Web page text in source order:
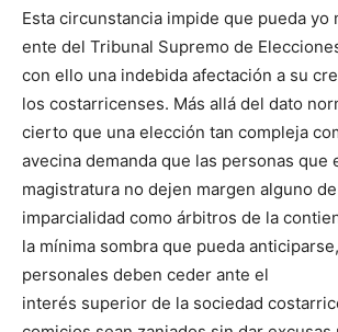
Esta circunstancia impide que pueda yo
ente del Tribunal Supremo de
con ello una indebida afectación a su
los costarricenses. Más allá del dato
cierto que una elección tan compleja
avecina demanda que las personas que
magistratura no dejen margen alguno
imparcialidad como árbitros de la
la mínima sombra que pueda
personales deben ceder ante el
interés superior de la sociedad